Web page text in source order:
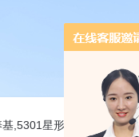
,5301星形细胞培养基